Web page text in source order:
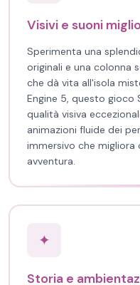
Visivi e suoni
Sperimenta una
originali e una colonna
che dà vita all'isola
Engine 5, questo gioco
qualità visiva
animazioni fluide dei
immersivo che
avventura.
✦
Storia e